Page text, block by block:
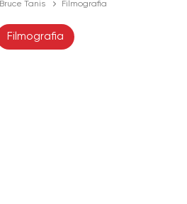
Bruce Tanis Filmografia
Filmografia